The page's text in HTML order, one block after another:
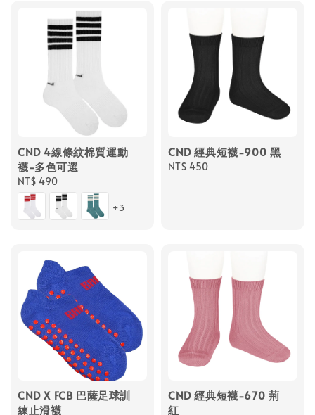
CND 4線條紋棉質運動
襪-多色可選
Regular
price
NT$ 490
+3
CND 經典短襪-900 黑
Regular
NT$ 450
CND X FCB 巴薩足球訓
練止滑襪
CND 經典短襪-670 荊
紅